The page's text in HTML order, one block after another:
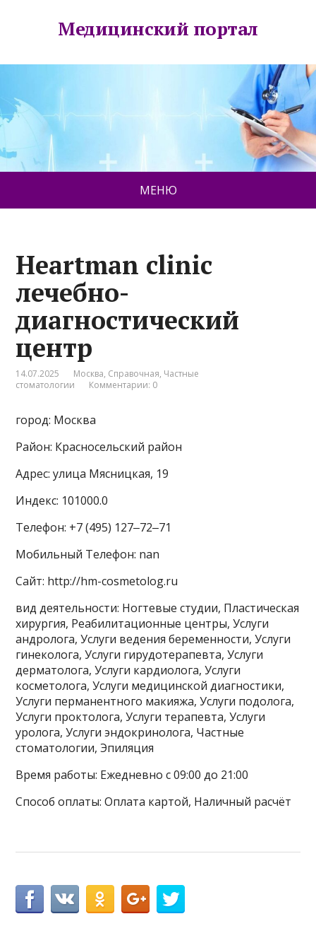
Медицинский портал
МЕНЮ
Heartman clinic
лечебно-
диагностический
центр
14.07.2025 Москва, Справочная, Частные
стоматологии
Комментарии: 0
город: Москва
Район: Красносельский район
Адрес: улица Мясницкая, 19
Индекс: 101000.0
Телефон: +7 (495) 127‒72‒71
Мобильный Телефон: nan
Сайт: http://hm-cosmetolog.ru
вид деятельности: Ногтевые студии, Пластическая
хирургия, Реабилитационные центры, Услуги
андролога, Услуги ведения беременности, Услуги
гинеколога, Услуги гирудотерапевта, Услуги
дерматолога, Услуги кардиолога, Услуги
косметолога, Услуги медицинской диагностики,
Услуги перманентного макияжа, Услуги подолога,
Услуги проктолога, Услуги терапевта, Услуги
уролога, Услуги эндокринолога, Частные
стоматологии, Эпиляция
Время работы: Ежедневно с 09:00 до 21:00
Способ оплаты: Оплата картой, Наличный расчёт